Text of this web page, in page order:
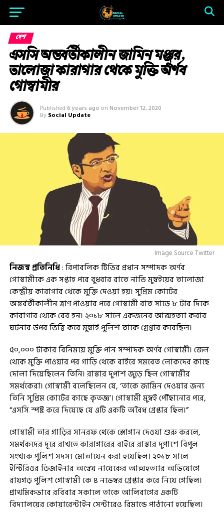
দেশ
এসসি অন্তর্বর্তীকালীন জামিন মঞ্জুর,
তালোজা কারাগার থেকে মুক্তি অর্ণব
গোস্বামীর
Published 6 years ago on November 12, 2020
By Social Update
Image Source Twitter
নিজস্ব প্রতিনিধি: রিপাবলিক টিভির প্রধান সম্পাদক অর্ণব
গোস্বামীকে এক সপ্তাহ পরে বুধবার রাতে নাভি মুম্বইয়ের তালোজা
কেন্দ্রীয় কারাগার থেকে মুক্তি দেওয়া হয়। সুপ্রিম কোর্টের
অন্তর্বর্তীকালীন ত্রাণ পাওয়ার পরে গোস্বামী রাত সাড়ে ৮ টার দিকে
কারাগার থেকে বের হন। ২০১৮ সালে একজনের আত্মহত্যা করার
ঘটনার উপর ভিত্তি করে মুম্বাই পুলিশ তাকে গ্ৰেপ্তার করেছিল।
৫০,০০০ টাকার বিনিময়ে মুক্তি পান সম্পাদক অর্ণব গোস্বামী। জেল
থেকে মুক্তি পাওয়ার পর গাড়ি থেকে বাইরে সমবেত লোকদের কাছে
দোলা দিয়েছিলেন তিনি। রাস্তার দুপাশ জুড়ে ছিল গোস্বামীর
সমর্থকেরা। গোস্বামী বলেছিলেন যে, ‘তাকে জামিন দেওয়ার জন্য
তিনি সুপ্রিম কোর্টের কাছে কৃতজ্ঞ’। গোস্বামী মুম্বই পৌঁছানোর পরে,
“এসসি স্পষ্ট করে দিয়েছে যে এটি একটি অবৈধ গ্রেপ্তার ছিল।”
গোস্বামী তার গাড়ির সানরফ থেকে স্লোগান দেওয়া শুরু করলে,
সমর্থকদের দূরে রাখতে কারাগারের বাইরে রাস্তার দুপাশে বিপুল
সংখ্যক পুলিশ সদস্য মোতায়েন করা হয়েছিল। ২০১৮ সালে
ইন্টিরিওর ডিজাইনার অন্বেয় নায়েকের আত্মহত্যার অভিযোগে
রায়গড় পুলিশ গোস্বামী কে ৪ নভেম্বর গ্রেপ্তার করে নিয়ে গেছিল।
প্রাথমিকভাবে রবিবার সকালে তাকে আলিবাগের একটি
বিদ্যালয়ের কোয়ারেন্টাইন সেন্টারেও রিমান্ডে পাঠানো হয়েছিল।